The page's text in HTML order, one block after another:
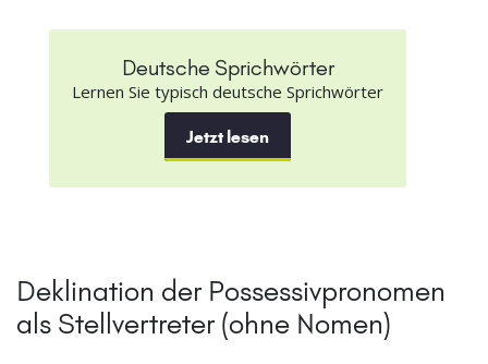
Deutsche Sprichwörter
Lernen Sie typisch deutsche Sprichwörter
Jetzt lesen
Deklination der Possessivpronomen
als Stellvertreter (ohne Nomen)